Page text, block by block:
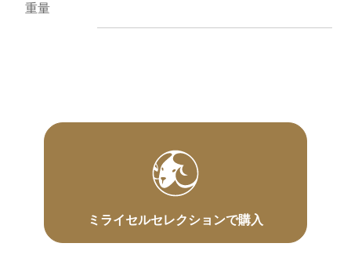
重量
ミライセルセレクションで購入